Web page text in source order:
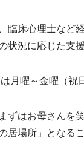
床心理士など
況に応じた支
曜～金曜（祝
はお母さんを
居場所」となる